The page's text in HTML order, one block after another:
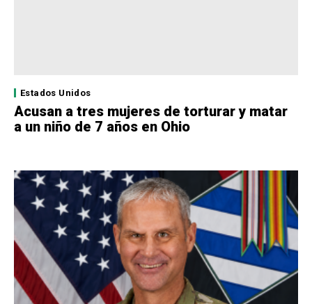
Estados Unidos
Acusan a tres mujeres de torturar y matar
a un niño de 7 años en Ohio